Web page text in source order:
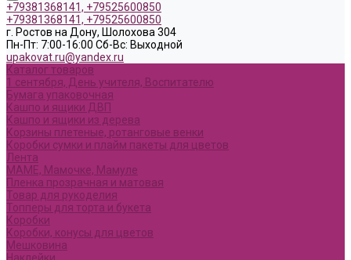
+79381368141, +79525600850
+79381368141, +79525600850
г. Ростов на Дону, Шолохова 304
Пн-Пт: 7:00-16:00 Cб-Вс: Выходной
upakovat.ru@yandex.ru
Каталог товаров
1 сентября, День учителя, Воспитателю
Бумага упаковочная
Кашпо и ящики ДВП
Кашпо и ящики из дерева
Корзины плетеные, ротанговые венки
Коробки сумки и плайм пакеты для цветов
Лента
МАМЕ, Мамочке, Мамуле
Пленка прозрачная и матовая
Товар для рукоделия
Топперы для торта и букета
Коробки
Коробки, конусы для цветов
Мешковина